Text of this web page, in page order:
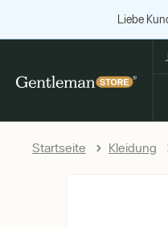
Liebe
Startseite Kleidung